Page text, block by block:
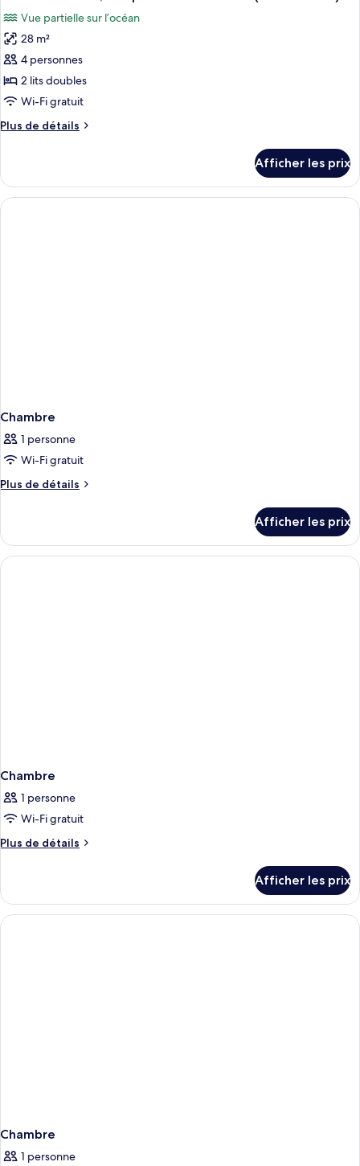
ville
(Double
Beds)
la
ville
(Double
Beds)
les
photos
pour
ce
type
chambre :
vue
partielle
Vue partielle sur l’océan
28 m²
4 personnes
2 lits doubles
Wi-Fi gratuit
Plus de détails
Plus
Chambre
Deluxe,
vue
Afficher les prix
Chambre
1 personne
Wi-Fi gratuit
Plus de détails
Plus
Chambre
Afficher les prix
Chambre
1 personne
Wi-Fi gratuit
Plus de détails
Plus
Chambre
Afficher les prix
Chambre
1 personne